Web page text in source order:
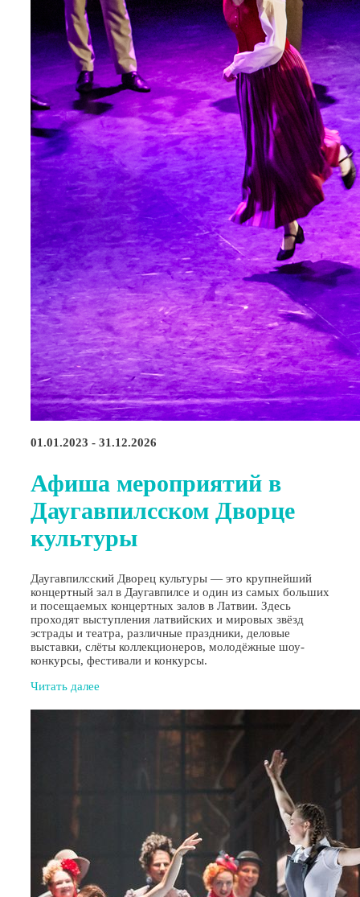
01.01.2023 - 31.12.2026
Афиша мероприятий в
Даугавпилсском Дворце
культуры
Даугавпилсский Дворец культуры — это крупнейший
концертный зал в Даугавпилсе и один из самых больших
и посещаемых концертных залов в Латвии. Здесь
проходят выступления латвийских и мировых звёзд
эстрады и театра, различные праздники, деловые
выставки, слёты коллекционеров, молодёжные шоу-
конкурсы, фестивали и конкурсы.
Читать далее